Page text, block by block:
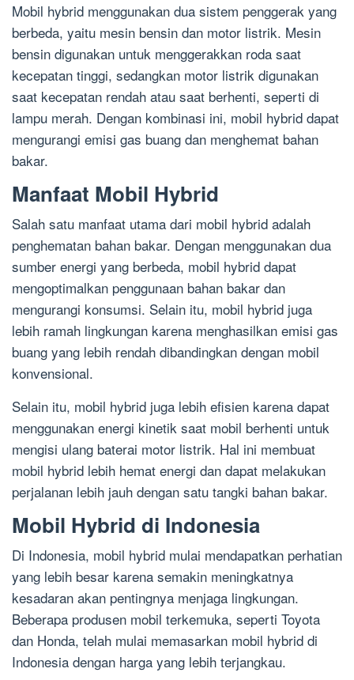
Mobil hybrid menggunakan dua sistem penggerak yang
berbeda, yaitu mesin bensin dan motor listrik. Mesin
bensin digunakan untuk menggerakkan roda saat
kecepatan tinggi, sedangkan motor listrik digunakan
saat kecepatan rendah atau saat berhenti, seperti di
lampu merah. Dengan kombinasi ini, mobil hybrid dapat
mengurangi emisi gas buang dan menghemat bahan
bakar.
Manfaat Mobil Hybrid
Salah satu manfaat utama dari mobil hybrid adalah
penghematan bahan bakar. Dengan menggunakan dua
sumber energi yang berbeda, mobil hybrid dapat
mengoptimalkan penggunaan bahan bakar dan
mengurangi konsumsi. Selain itu, mobil hybrid juga
lebih ramah lingkungan karena menghasilkan emisi gas
buang yang lebih rendah dibandingkan dengan mobil
konvensional.
Selain itu, mobil hybrid juga lebih efisien karena dapat
menggunakan energi kinetik saat mobil berhenti untuk
mengisi ulang baterai motor listrik. Hal ini membuat
mobil hybrid lebih hemat energi dan dapat melakukan
perjalanan lebih jauh dengan satu tangki bahan bakar.
Mobil Hybrid di Indonesia
Di Indonesia, mobil hybrid mulai mendapatkan perhatian
yang lebih besar karena semakin meningkatnya
kesadaran akan pentingnya menjaga lingkungan.
Beberapa produsen mobil terkemuka, seperti Toyota
dan Honda, telah mulai memasarkan mobil hybrid di
Indonesia dengan harga yang lebih terjangkau.